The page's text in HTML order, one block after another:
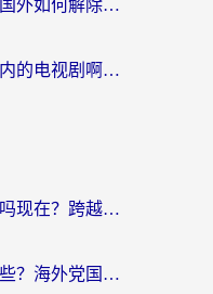
海外党必看：腾讯视频在国外如何解除地域限制？附优酷咪咕使用指南
在国外用什么软件能看国内的电视剧啊？留学生亲测有效的回国加速方案
在欧洲可以打战双帕弥什吗现在？跨越延迟墙的实战指南
国外奇迹暖暖加速器有哪些？海外党国服游戏畅玩终极指南（附亲测推荐）